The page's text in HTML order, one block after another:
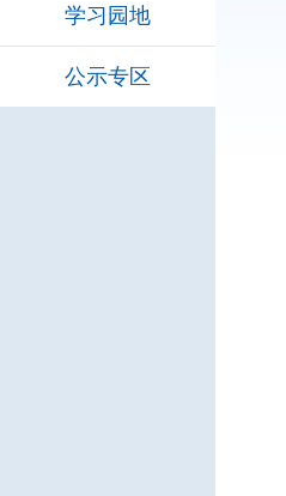
学习园地
公示专区